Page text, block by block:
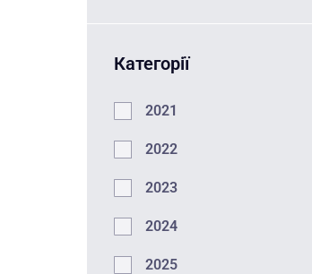
Категорії
2021
2022
2023
2024
2025